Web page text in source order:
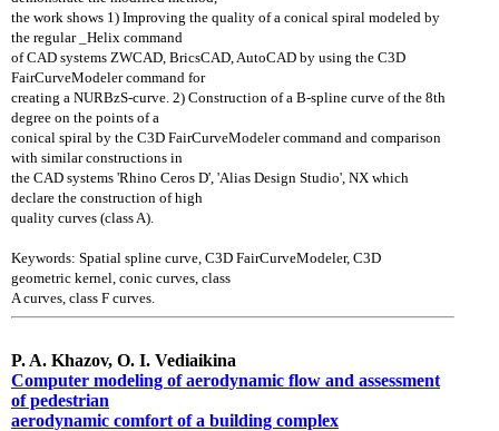
the work shows 1) Improving the quality of a conical spiral modeled by
the regular _Helix command
of CAD systems ZWCAD, BricsCAD, AutoCAD by using the C3D
FairCurveModeler command for
creating a NURBzS-curve. 2) Construction of a B-spline curve of the 8th
degree on the points of a
conical spiral by the C3D FairCurveModeler command and comparison
with similar constructions in
the CAD systems 'Rhino Ceros D', 'Alias Design Studio', NX which
declare the construction of high
quality curves (class A).
Keywords: Spatial spline curve, C3D FairCurveModeler, C3D
geometric kernel, conic curves, class
A curves, class F curves.
P. A. Khazov, O. I. Vediaikina
Computer modeling of aerodynamic flow and assessment
of pedestrian
aerodynamic comfort of a building complex